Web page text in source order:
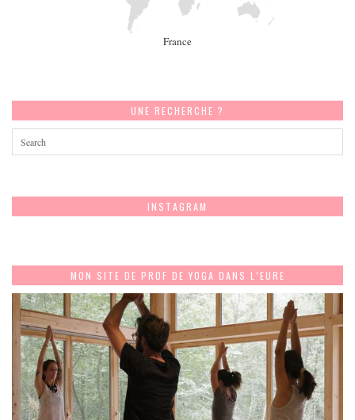
France
UNE RECHERCHE ?
INSTAGRAM
MON SITE DE PROF DE YOGA DANS L’EURE